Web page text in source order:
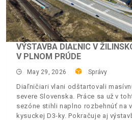
VÝSTAVBA DIAĽNIC V
V PLNOM PRÚDE
May 29, 2026 Správy
Diaľničiari vlani odštartovali
severe Slovenska. Práce sa už v
sezóne stihli naplno rozbehnúť na
kysuckej D3-ky. Pokračuje aj